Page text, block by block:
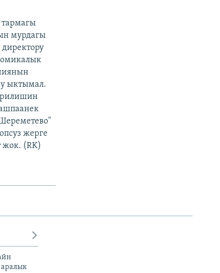
тармагы
мурдагы
ыктымал.
жерге
жок. (RK)